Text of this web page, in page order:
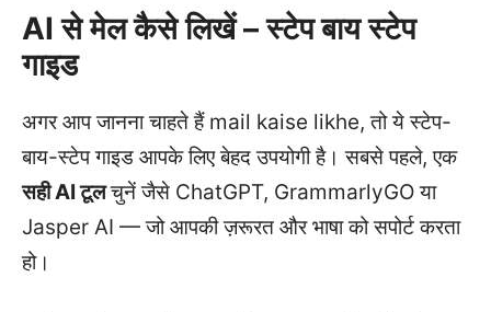
AI से मेल कैसे लिखें – स्टेप बाय स्टेप
गाइड
अगर आप जानना चाहते हैं mail kaise likhe, तो ये स्टेप-
बाय-स्टेप गाइड आपके लिए बेहद उपयोगी है। सबसे पहले, एक
सही AI टूलचुनें जैसे ChatGPT, GrammarlyGO या
Jasper AI — जो आपकी ज़रूरत और भाषा को सपोर्ट करता
हो।